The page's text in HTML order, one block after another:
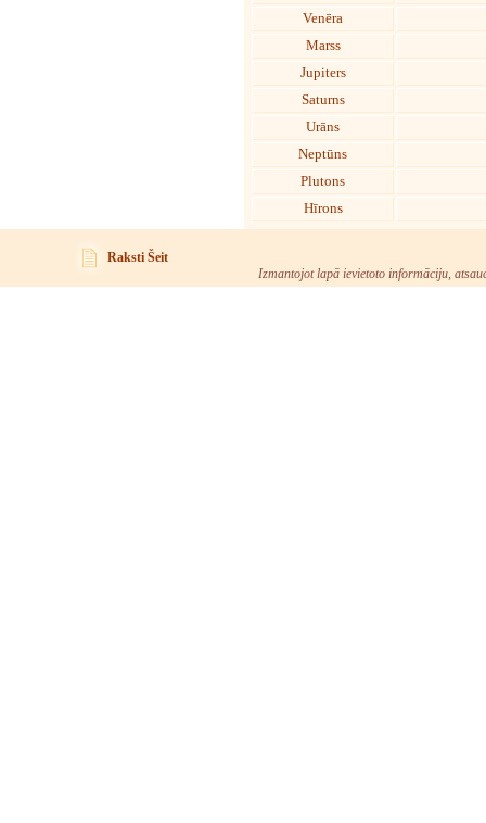
Venēra
Marss
Jupiters
Saturns
Urāns
Neptūns
Plutons
Hīrons
Raksti Šeit
Izmantojot lapā ievietoto informāciju,